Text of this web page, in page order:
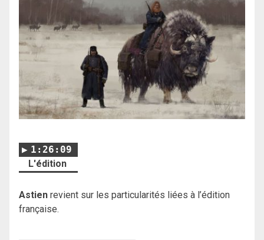
1:26:09
L'édition
Astien revient sur les particularités liées à l’édition
française.